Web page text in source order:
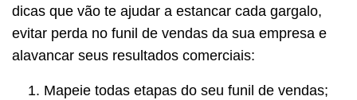
dicas que vão te ajudar a estancar cada gargalo,
evitar perda no funil de vendas da sua empresa e
alavancar seus resultados comerciais:
Mapeie todas etapas do seu funil de vendas;